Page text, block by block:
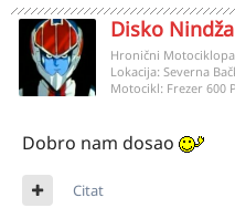
Disko Nindža
Hronični
Lokacija: Severna
Motocikl: Frezer 600
Dobro nam dosao
Citat